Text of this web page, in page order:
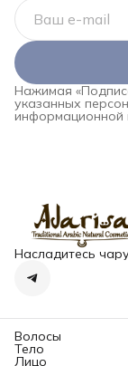
Нажимая
указанных
информационной
Насладитесь
Волосы
Тело
Лицо